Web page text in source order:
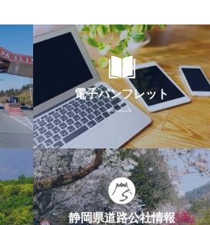
電子パンフレット
静岡県道路公社情報